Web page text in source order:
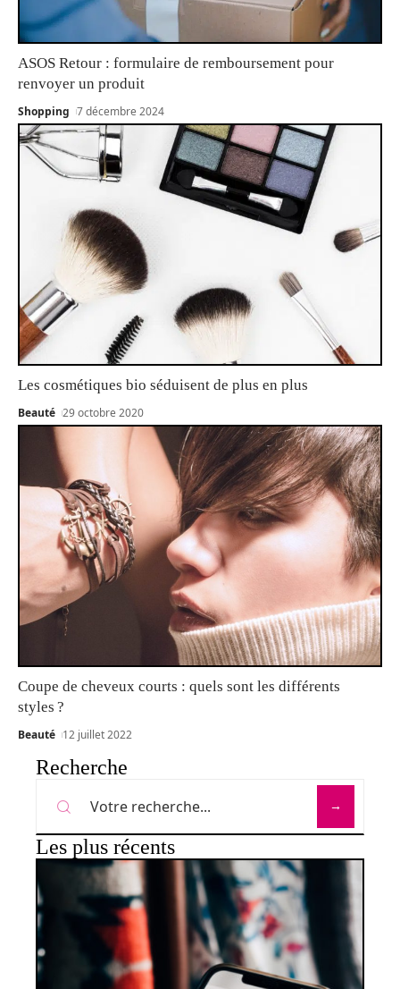
ASOS Retour : formulaire de remboursement pour
renvoyer un produit
Shopping 7 décembre 2024
Les cosmétiques bio séduisent de plus en plus
Beauté 29 octobre 2020
Coupe de cheveux courts : quels sont les différents
styles ?
Beauté 12 juillet 2022
Recherche
Les plus récents